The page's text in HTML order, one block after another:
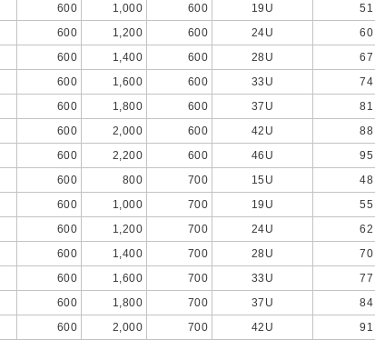
600 1,000 600 19U 51
600 1,200 600 24U 60
600 1,400 600 28U 67
600 1,600 600 33U 74
600 1,800 600 37U 81
600 2,000 600 42U 88
600 2,200 600 46U 95
600 800 700 15U 48
600 1,000 700 19U 55
600 1,200 700 24U 62
600 1,400 700 28U 70
600 1,600 700 33U 77
600 1,800 700 37U 84
600 2,000 700 42U 91